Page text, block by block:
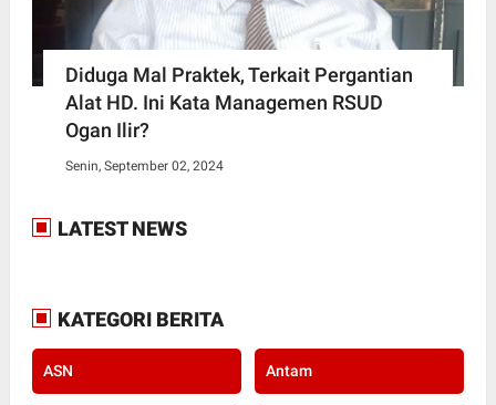
Diduga Mal Praktek, Terkait Pergantian
Alat HD. Ini Kata Managemen RSUD
Ogan Ilir?
Senin, September 02, 2024
LATEST NEWS
KATEGORI BERITA
ASN Antam